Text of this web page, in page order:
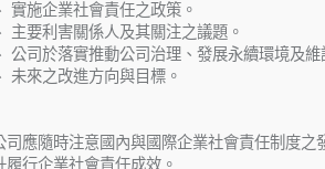
實施企業社會責任之政策。
主要利害關係人及其關注之議題。
公司於落實推動公司治理、發展永續環境及
未來之改進方向與目標。
司應隨時注意國內與國際企業社會責任制度
履行企業社會責任成效。